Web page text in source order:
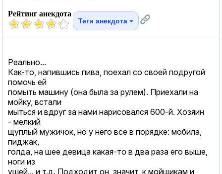
Рейтинг анекдота
Теги анекдота
Реально...
Как-то, напившись пива, поехал со своей подругой
помочь ей
помыть машину (она была за рулем). Приехали на
мойку, встали
мыться и вдруг за нами нарисовался 600-й. Хозяин
- мелкий
щуплый мужичок, но у него все в порядке: мобила,
пиджак,
голда, на шее девица какая-то в два раза его выше,
ноги из
ушей... и т.д. Подходит он, значит, к мойщикам и